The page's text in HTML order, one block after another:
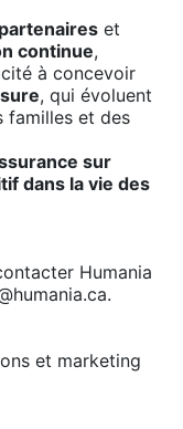
et
continue,
à concevoir
, qui évoluent
familles et des
sur
dans la vie des
Humania
.
et marketing